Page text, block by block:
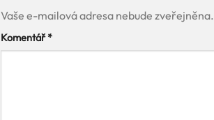
Vaše e-mailová adresa nebude zveřejněna.
Komentář*